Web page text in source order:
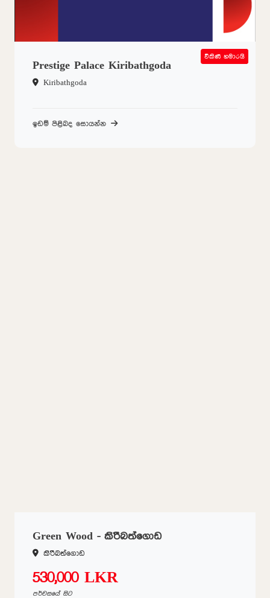
SOLD OUT
Prestige Palace Kiribathgoda
Kiribathgoda
විකිණී හමාරයි
ඉඩම් පිළිබද සොයන්න
Green Wood - කිරිිබත්ගොඩ
කිරිිබත්ගොඩ
530,000 LKR
පර්චසයේ සිට